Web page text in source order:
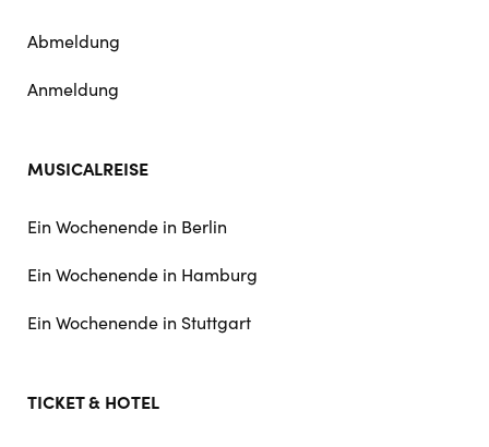
Abmeldung
Anmeldung
MUSICALREISE
Ein Wochenende in Berlin
Ein Wochenende in Hamburg
Ein Wochenende in Stuttgart
TICKET & HOTEL